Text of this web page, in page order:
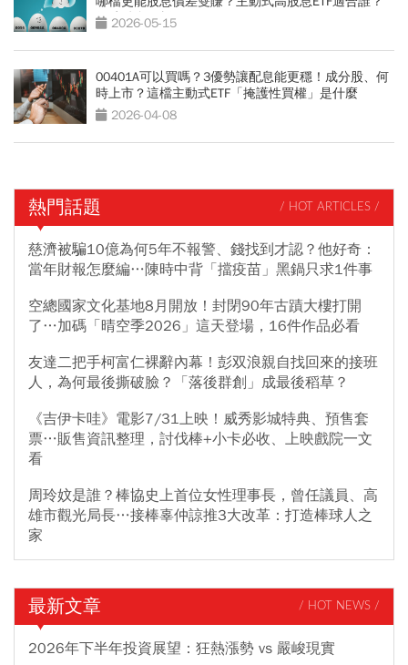
優缺點全解析
2026-05-15
00401A可以買嗎？3優勢讓配息能更穩！成分股、何
時上市？這檔主動式ETF「掩護性買權」是什麼
2026-04-08
熱門話題 / HOT ARTICLES /
慈濟被騙10億為何5年不報警、錢找到才認？他好奇：
當年財報怎麼編…陳時中背「擋疫苗」黑鍋只求1件事
空總國家文化基地8月開放！封閉90年古蹟大樓打開
了…加碼「晴空季2026」這天登場，16件作品必看
友達二把手柯富仁裸辭內幕！彭双浪親自找回來的接班
人，為何最後撕破臉？「落後群創」成最後稻草？
《吉伊卡哇》電影7/31上映！威秀影城特典、預售套
票…販售資訊整理，討伐棒+小卡必收、上映戲院一文
看
周玲妏是誰？棒協史上首位女性理事長，曾任議員、高
雄市觀光局長…接棒辜仲諒推3大改革：打造棒球人之
家
最新文章 / HOT NEWS /
2026年下半年投資展望：狂熱漲勢 vs 嚴峻現實